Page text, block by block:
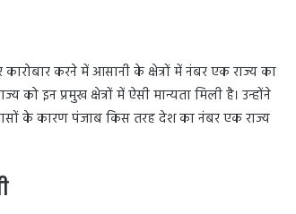
करने में आसानी के क्षेत्रों में नंबर एक राज्य का
इन प्रमुख क्षेत्रों में ऐसी मान्यता मिली है। उन्होंने
के कारण पंजाब किस तरह देश का नंबर एक राज्य